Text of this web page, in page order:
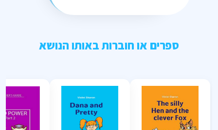
ספרים או חוברות באותו הנושא